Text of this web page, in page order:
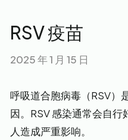
RSV 疫苗
2025 年 1 月 15 日
呼吸道合胞病毒（RSV）
因。RSV 感染通常会自
人造成严重影响。